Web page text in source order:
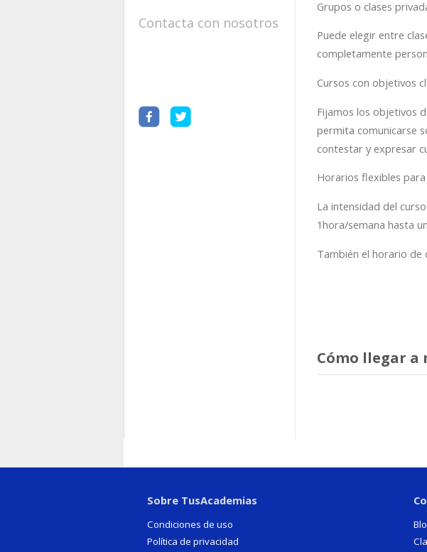
Contacta con nosotros
Grupos o clases
Puede elegir entre
completamente
Cursos con objetivos
Fijamos los objetivos
permita comunicarse
contestar y expresar
Horarios flexibles
La intensidad del
1hora/semana hasta
También el horario de
Cómo llegar
Sobre TusAcademias
Condiciones de uso
Política de privacidad